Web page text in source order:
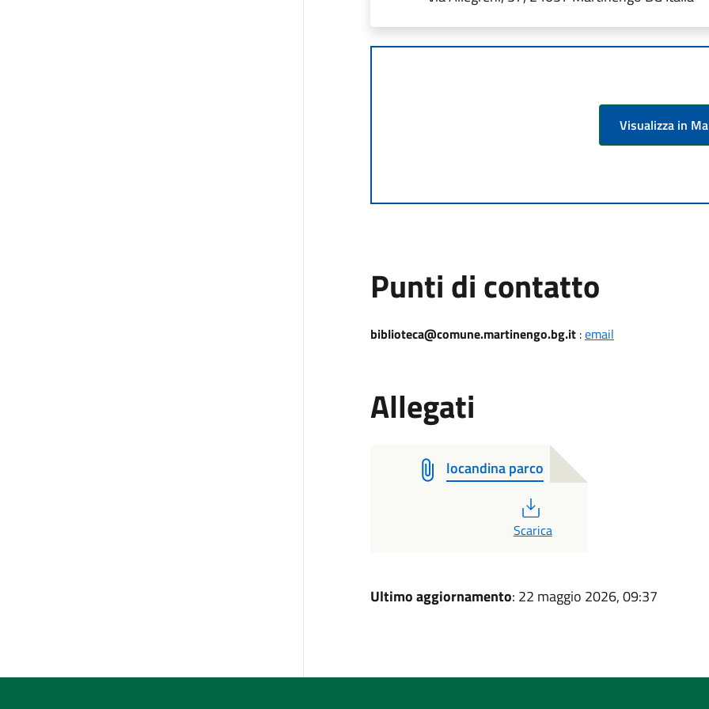
Visualizza in
Punti di contatto
biblioteca@comune.martinengo.bg.it:email
Allegati
locandina parco
Scarica
Ultimo aggiornamento: 22 maggio 2026, 09:37